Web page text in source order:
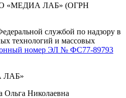
«МЕДИА ЛАБ» (ОГРН
службой по надзору в
технологий и массовых
номер ЭЛ № ФС77-89793
ЛАБ»
Ольга Николаевна